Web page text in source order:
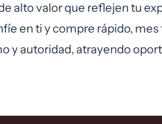
alto valor que reflejen tu
en ti y compre rápido, mes
y autoridad, atrayendo